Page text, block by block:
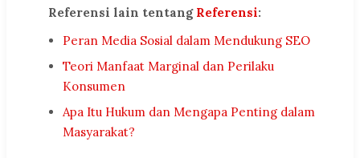
Referensi lain tentang Referensi:
Peran Media Sosial dalam Mendukung SEO
Teori Manfaat Marginal dan Perilaku
Konsumen
Apa Itu Hukum dan Mengapa Penting dalam
Masyarakat?